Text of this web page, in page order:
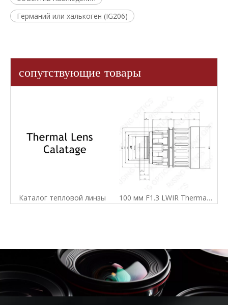
Германий или халькоген (IG206)
сопутствующие товары
Каталог тепловой линзы 100 мм F1.3 LWIR Thermal Imager Lens для 640x512-17UM